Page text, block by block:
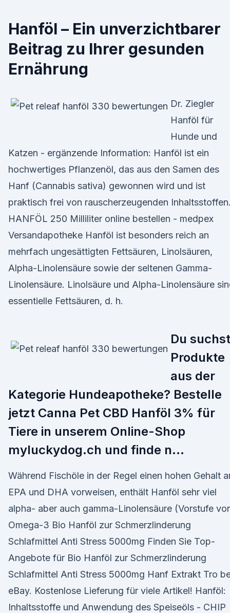
Hanföl – Ein unverzichtbarer
Beitrag zu Ihrer gesunden
Ernährung
Dr. Ziegler
Hanföl für
Hunde und
Katzen - ergänzende Information: Hanföl ist ein
hochwertiges Pflanzenöl, das aus den Samen des
Hanf (Cannabis sativa) gewonnen wird und ist
praktisch frei von rauscherzeugenden
HANFÖL 250 Milliliter online bestellen - medpex
Versandapotheke Hanföl ist besonders reich an
mehrfach ungesättigten Fettsäuren, Linolsäuren,
Alpha-Linolensäure sowie der seltenen Gamma-
Linolensäure. Linolsäure und Alpha-Linolensäure
essentielle Fettsäuren, d. h.
Du suchst
Produkte
aus der
Kategorie Hundeapotheke? Bestelle
jetzt Canna Pet CBD Hanföl 3% für
Tiere in unserem Online-Shop
myluckydog.ch und finde n…
Während Fischöle in der Regel einen hohen Gehalt
EPA und DHA vorweisen, enthält Hanföl sehr viel
alpha- aber auch gamma-Linolensäure (Vorstufe
Omega-3 Bio Hanföl zur Schmerzlinderung
Schlafmittel Anti Stress 5000mg Finden Sie Top-
Angebote für Bio Hanföl zur Schmerzlinderung
Schlafmittel Anti Stress 5000mg Hanf Extrakt Tro
eBay. Kostenlose Lieferung für viele Artikel! Hanföl:
Inhaltsstoffe und Anwendung des Speiseöls - CHIP